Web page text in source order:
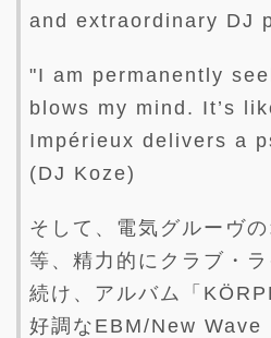
and extraordinary DJ
"I am permanently
blows my mind. It’s
Impérieux delivers a
(DJ Koze)
そして、電気グルーヴ
等、精力的にクラブ・
続け、アルバム「
好調なEBM/New Wave